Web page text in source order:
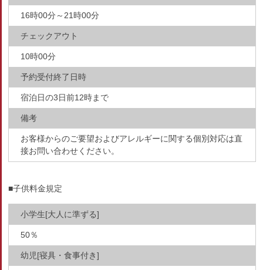
16時00分～21時00分
チェックアウト
10時00分
予約受付終了日時
宿泊日の3日前12時まで
備考
お客様からのご要望およびアレルギーに関する個別対応は直
接お問い合わせください。
■子供料金規定
小学生[大人に準ずる]
50％
幼児[寝具・食事付き]